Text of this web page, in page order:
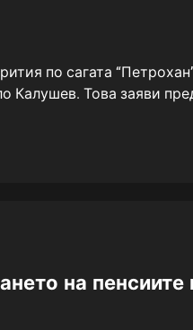
по сагата
Калушев. Това заяви
на